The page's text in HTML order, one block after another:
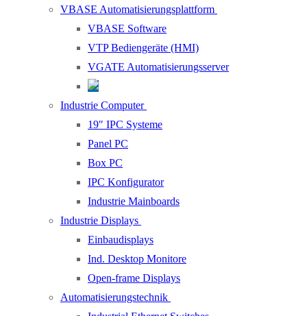
VBASE Automatisierungsplattform
VBASE Software
VTP Bediengeräte (HMI)
VGATE Automatisierungsserver
Industrie Computer
19″ IPC Systeme
Panel PC
Box PC
IPC Konfigurator
Industrie Mainboards
Industrie Displays
Einbaudisplays
Ind. Desktop Monitore
Open-frame Displays
Automatisierungstechnik